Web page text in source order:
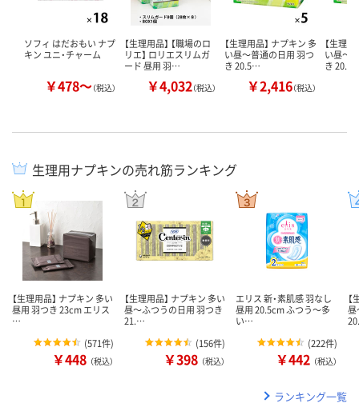
ソフィ はだおもい ナプ
キン ユニ・チャーム
￥478～（税込）
【生理用品】 【職場のロ
リエ】 ロリエスリムガ
ード 昼用 羽…
￥4,032（税込）
【生理用品】 ナプキン 多
い昼～普通の日用 羽つ
き 20.5…
￥2,416（税込）
【生理
い昼～
き
生理用ナプキンの売れ筋ランキング
【生理用品】 ナプキン 多い
昼用 羽つき 23cm エリス
…
(571件)
￥448 （税込）
【生理用品】 ナプキン 多い
昼～ふつうの日用 羽つき
21.…
(156件)
￥398 （税込）
エリス 新・素肌感 羽なし
昼用 20.5cm ふつう～多
い…
(222件)
￥442 （税込）
昼
ランキング一覧